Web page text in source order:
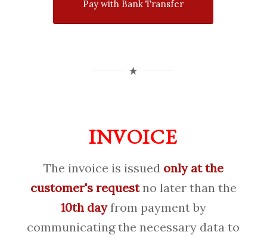
Pay with Bank Transfer
INVOICE
The invoice is issued only at the
customer's requestno later than the
10th dayfrom payment by
communicating the necessary data to